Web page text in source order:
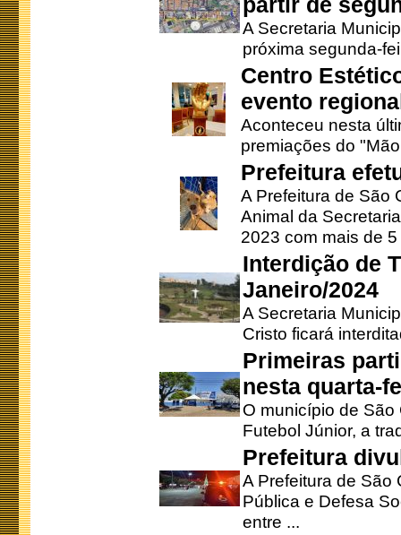
A Secretaria
próxima segunda-
Centro
evento
Aconteceu nesta
premiações do
Prefeitura
A Prefeitura de São
Animal da
2023 com mais de 5
Interdição de
Janeiro/2024
A Secretaria
Cristo ficará
Primeiras
nesta quarta-
O município de
Futebol Júnior, a
Prefeitura
A Prefeitura de São
Pública e Defesa
entre ...